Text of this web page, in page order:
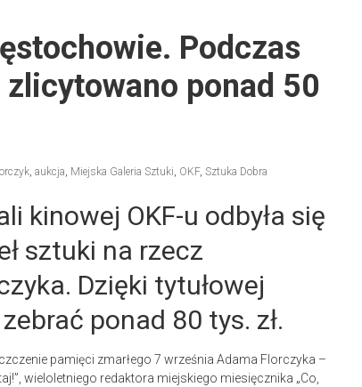
Podczas
ponad 50
, aukcja, Miejska Galeria Sztuki, OKF, Sztuka Dobra
kinowej OKF-u odbyła się
sztuki na rzecz
Dzięki tytułowej
ponad 80 tys. zł.
pamięci zmarłego 7 września Adama Florczyka –
wieloletniego redaktora miejskiego miesięcznika „Co,